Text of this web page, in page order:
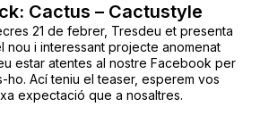
Cactus – Cactustyle
21 de febrer, Tresdeu et presenta
nou i interessant projecte anomenat
estar atentes al nostre Facebook per
Ací teniu el teaser, esperem vos
expectació que a nosaltres.